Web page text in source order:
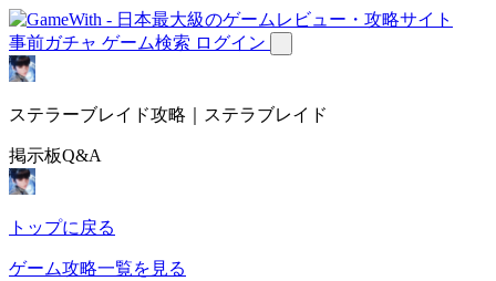
事前ガチャ ゲーム検索 ログイン
ステラーブレイド攻略｜ステラブレイド
掲示板Q&A
トップに戻る
ゲーム攻略一覧を見る